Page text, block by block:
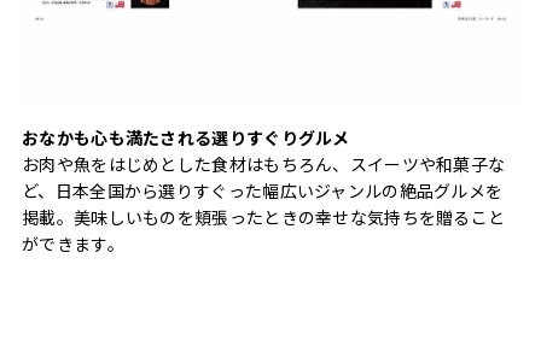
おなかも心も満たされる選りすぐりグルメ
お肉や魚をはじめとした食材はもちろん、スイーツや和菓子な
ど、日本全国から選りすぐった幅広いジャンルの絶品グルメを
掲載。美味しいものを頬張ったときの幸せな気持ちを贈ること
ができます。